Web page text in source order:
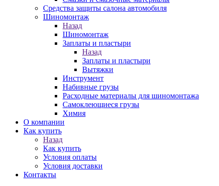
Средства защиты салона автомобиля
Шиномонтаж
Назад
Шиномонтаж
Заплаты и пластыри
Назад
Заплаты и пластыри
Вытяжки
Инструмент
Набивные грузы
Расходные материалы для шиномонтажа
Самоклеющиеся грузы
Химия
О компании
Как купить
Назад
Как купить
Условия оплаты
Условия доставки
Контакты